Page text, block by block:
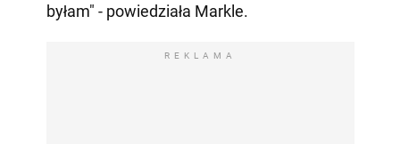
byłam" - powiedziała Markle.
REKLAMA